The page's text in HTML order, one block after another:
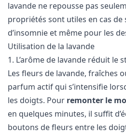
lavande ne repousse pas
propriétés sont utiles en cas de
d’insomnie et même pour les
Utilisation de la lavande
1. L’arôme de lavande réduit le
Les fleurs de lavande, fraîches
parfum actif qui s’intensifie
les doigts. Pour remonter le
en quelques minutes, il suffit
boutons de fleurs entre les